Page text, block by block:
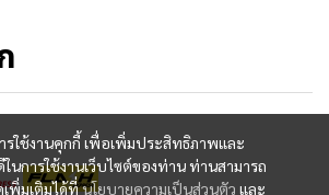
รใช้งานคุกกี้ เพื่อเพิ่มประสิทธิภาพและ
การใช้งานเว็บไซต์ของท่าน ท่านสามารถ
เพิ่มเติมได้ที่นโยบายความเป็นส่วนตัว และ